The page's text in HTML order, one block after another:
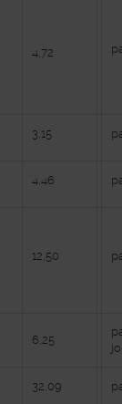
4,72
3,15
4,46
12,50
6,25
32,09